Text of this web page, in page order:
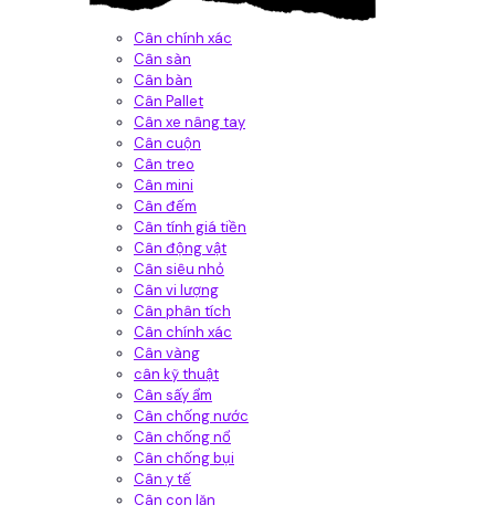
Cân chính xác
Cân sàn
Cân bàn
Cân Pallet
Cân xe nâng tay
Cân cuộn
Cân treo
Cân mini
Cân đếm
Cân tính giá tiền
Cân động vật
Cân siêu nhỏ
Cân vi lượng
Cân phân tích
Cân chính xác
Cân vàng
cân kỹ thuật
Cân sấy ẩm
Cân chống nước
Cân chống nổ
Cân chống bụi
Cân y tế
Cân con lăn